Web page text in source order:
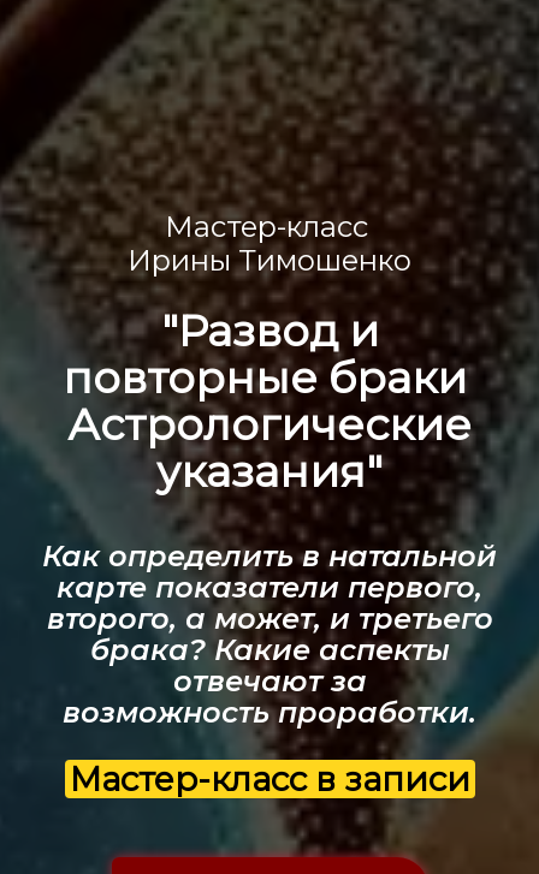
Мастер-класс
Ирины Тимошенко
"Развод и
повторные браки
Астрологические
указания"
Как определить в натальной
карте показатели первого,
второго, а может, и третьего
брака? Какие аспекты
отвечают за
возможность проработки.
Мастер-класс в записи